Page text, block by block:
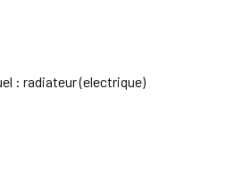
: radiateur (electrique)